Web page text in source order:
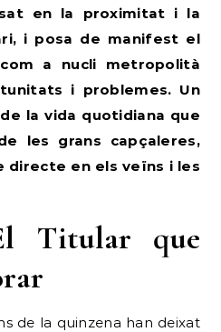
en la proximitat i la
i posa de manifest el
a nucli metropolità
i problemes. Un
la vida quotidiana que
les grans capçaleres,
directe en els veïns i les
Titular que
de la quinzena han deixat